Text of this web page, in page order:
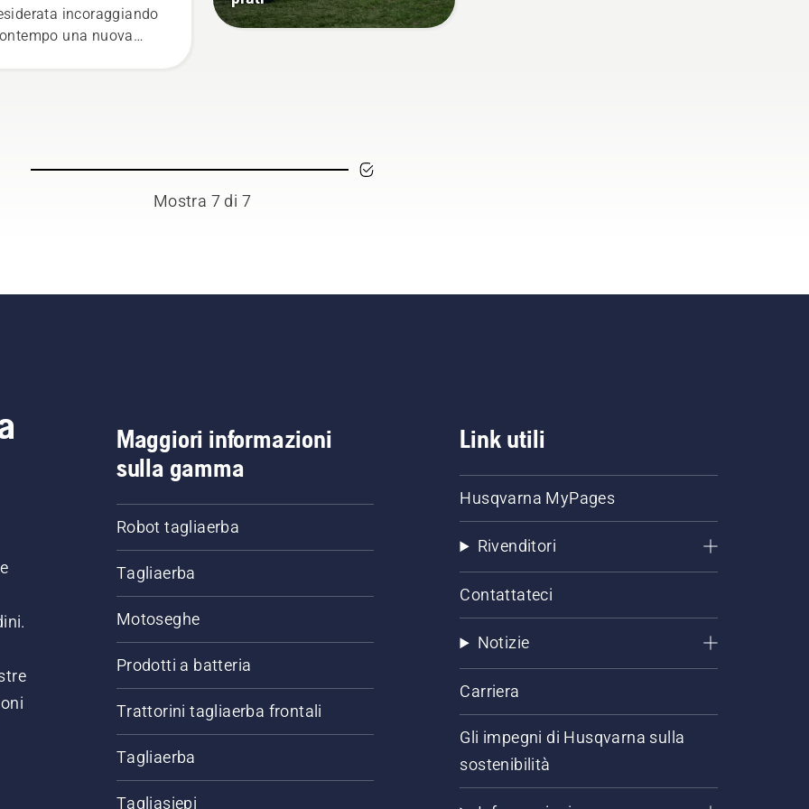
incoraggiando
una nuova
necessari? Per
Mostra 7 di 7
Maggiori informazioni
sulla gamma
Robot tagliaerba
Tagliaerba
Motoseghe
Prodotti a batteria
Trattorini tagliaerba frontali
Tagliaerba
Tagliasiepi
Link utili
Husqvarna MyPages
Rivenditori
Contattateci
Notizie
Carriera
Gli impegni di Husqvarna sulla
sostenibilità